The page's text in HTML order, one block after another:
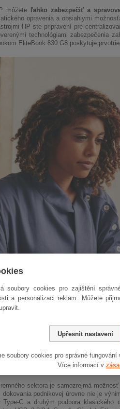
soubory cookies pro zajištění
a personalizaci reklam. Můžete
Upřesnit nastavení
soubory cookies pro správné fungování
Více informací v
môžete ľahko zabezpečiť a
opravenia a obsiahlymi
HP ste pripravení pre
technológiami zabezpečenia
EliteBook 830 G8 poskytuje
plne vybavený
sektora je samozrejmá
podnikovej úrovne nie je
Type-C a druhým podpora